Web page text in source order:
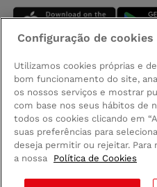
Siga-nos
Comprar na Madeira
Política de privacidad
Configuração de cookies
Utilizamos cookies próprias e
bom funcionamento do site,
os nossos serviços e mostrar
com base nos seus hábitos de
todos os cookies clicando em
suas preferências para
deseja permitir ou rejeitar.
a nossa
Política de Cookies